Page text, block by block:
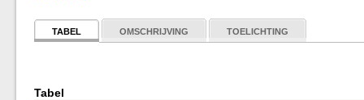
TABEL OMSCHRIJVING TOELICHTING
Tabel